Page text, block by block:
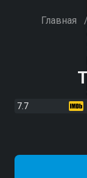
Главная
7.7